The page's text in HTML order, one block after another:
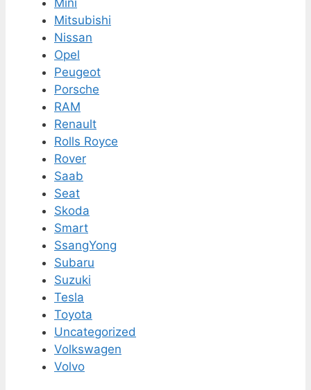
Mitsubishi
Nissan
Opel
Peugeot
Porsche
RAM
Renault
Rolls Royce
Rover
Saab
Seat
Skoda
Smart
SsangYong
Subaru
Suzuki
Tesla
Toyota
Uncategorized
Volkswagen
Volvo